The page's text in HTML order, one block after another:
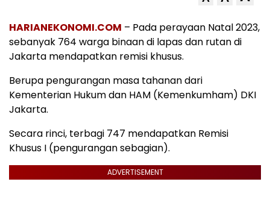
HARIANEKONOMI.COM – Pada perayaan Natal 2023,
sebanyak 764 warga binaan di lapas dan rutan di
Jakarta mendapatkan remisi khusus.
Berupa pengurangan masa tahanan dari
Kementerian Hukum dan HAM (Kemenkumham) DKI
Jakarta.
Secara rinci, terbagi 747 mendapatkan Remisi
Khusus I (pengurangan sebagian).
ADVERTISEMENT